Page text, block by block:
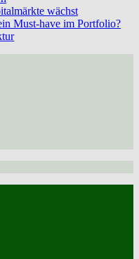
wächst
Must-have im Portfolio?